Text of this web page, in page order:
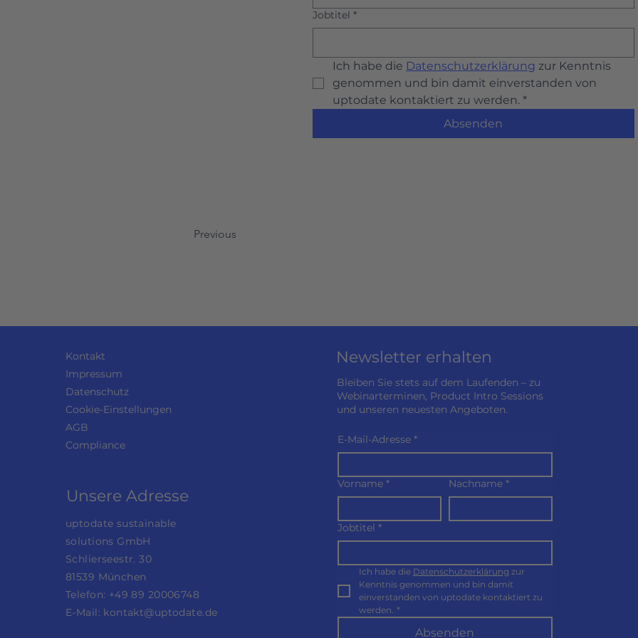
Jobtitel *
Ich habe die Datenschutzerklärung zur Kenntnis
genommen und bin damit einverstanden von
uptodate kontaktiert zu werden. *
Absenden
Previous
Kontakt
Impressum
Datenschutz
Cookie-Einstellungen
AGB
Compliance
Unsere Adresse
uptodate sustainable
solutions GmbH
Schlierseestr. 30
81539 München
Telefon: +49 89 20006748
E-Mail: kontakt@uptodate.de
Newsletter erhalten
Bleiben Sie stets auf dem Laufenden – zu
Webinarterminen, Product Intro Sessions
und unseren neuesten Angeboten.
E-Mail-Adresse *
Vorname * Nachname *
Jobtitel *
Ich habe die Datenschutzerklärung zur
Kenntnis genommen und bin damit
einverstanden von uptodate kontaktiert zu
werden. *
Absenden